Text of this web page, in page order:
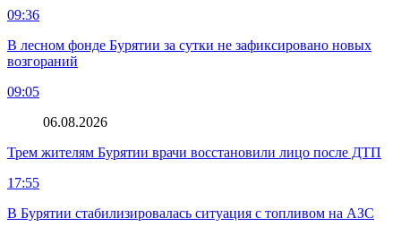
09:36
В лесном фонде Бурятии за сутки не зафиксировано новых
возгораний
09:05
06.08.2026
Трем жителям Бурятии врачи восстановили лицо после ДТП
17:55
В Бурятии стабилизировалась ситуация с топливом на АЗС